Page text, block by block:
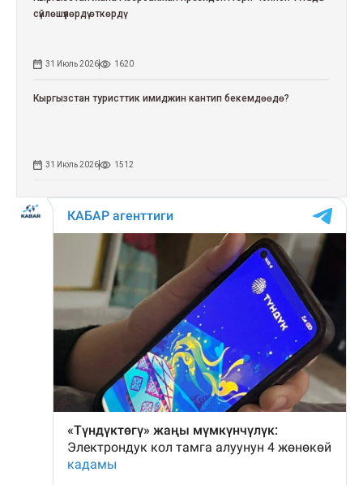
сүйлөшүүлөрдү өткөрдү
31 Июль 2026 1620
Кыргызстан туристтик имиджин кантип бекемдөөдө?
31 Июль 2026 1512